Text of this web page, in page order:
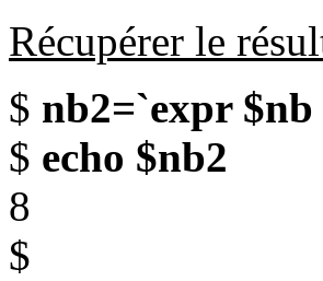
Récupérer le
$ nb2=`expr $nb
$ echo $nb2
8
$